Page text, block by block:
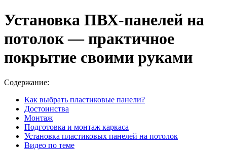
Установка ПВХ-панелей на
потолок — практичное
покрытие своими руками
Содержание:
Как выбрать пластиковые панели?
Достоинства
Монтаж
Подготовка и монтаж каркаса
Установка пластиковых панелей на потолок
Видео по теме